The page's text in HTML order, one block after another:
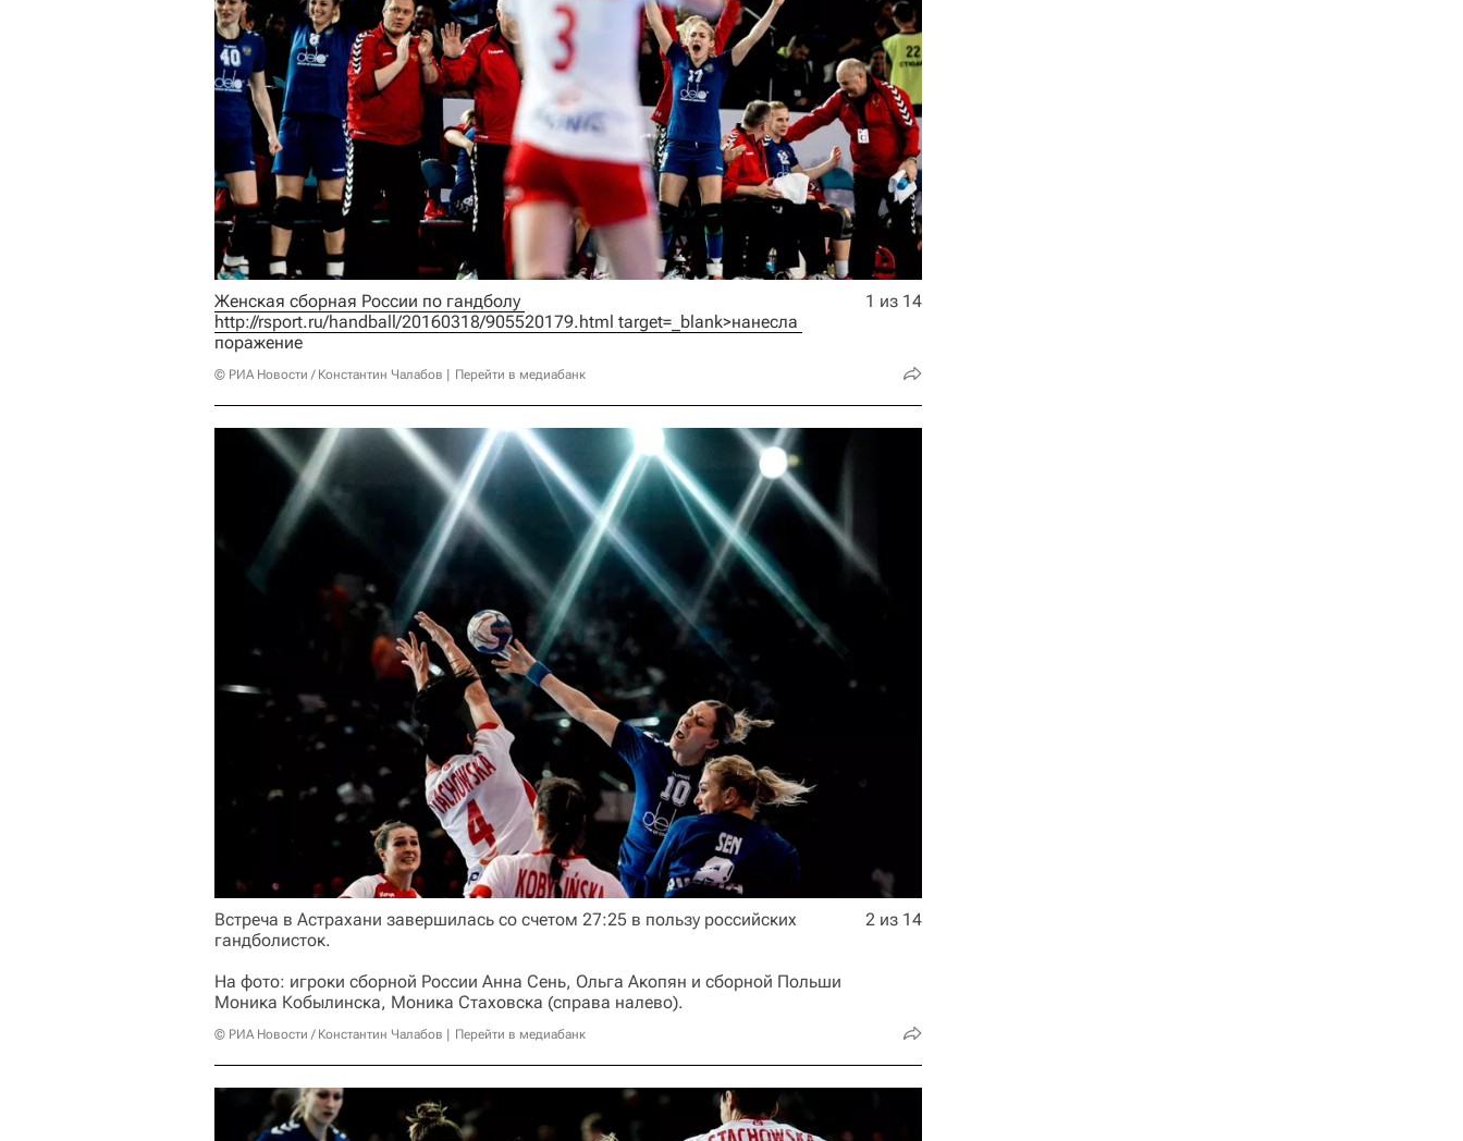
http://rsport.ru/handball/20160318/905520179.html target=_blank>нанесла
поражение
© РИА Новости / Константин Чалабов Перейти в медиабанк
1 из 14
Встреча в Астрахани завершилась со счетом 27:25 в пользу российских
гандболисток.
На фото: игроки сборной России Анна Сень, Ольга Акопян и сборной Польши
Моника Кобылинска, Моника Стаховска (справа налево).
© РИА Новости / Константин Чалабов Перейти в медиабанк
2 из 14